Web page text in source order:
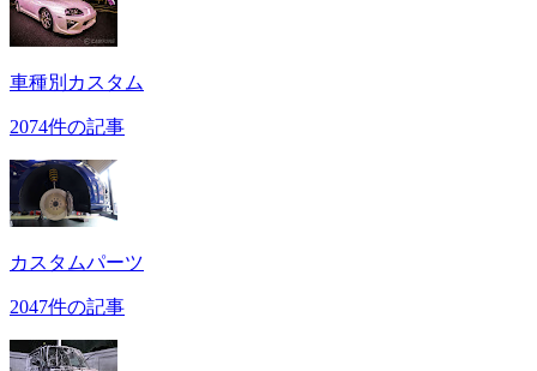
車種別カスタム
2074件の記事
カスタムパーツ
2047件の記事